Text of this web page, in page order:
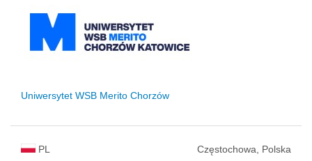
Uniwersytet WSB Merito Chorzów
PL Częstochowa, Polska